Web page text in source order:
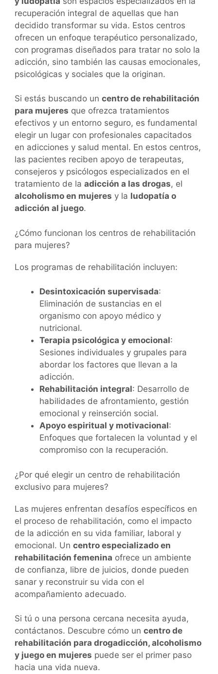
recuperación integral de aquellas que han
decidido transformar su vida. Estos centros
ofrecen un enfoque terapéutico personalizado,
con programas diseñados para tratar no solo la
adicción, sino también las causas emocionales,
psicológicas y sociales que la originan.
Si estás buscando un centro de rehabilitación
para mujeres que ofrezca tratamientos
efectivos y un entorno seguro, es fundamental
elegir un lugar con profesionales capacitados
en adicciones y salud mental. En estos centros,
las pacientes reciben apoyo de terapeutas,
consejeros y psicólogos especializados en el
tratamiento de la adicción a las drogas, el
alcoholismo en mujeres y la ludopatía o
adicción al juego.
¿Cómo funcionan los centros de rehabilitación
para mujeres?
Los programas de rehabilitación incluyen:
Desintoxicación supervisada:
Eliminación de sustancias en el
organismo con apoyo médico y
nutricional.
Terapia psicológica y emocional:
Sesiones individuales y grupales para
abordar los factores que llevan a la
adicción.
Rehabilitación integral: Desarrollo de
habilidades de afrontamiento, gestión
emocional y reinserción social.
Apoyo espiritual y motivacional:
Enfoques que fortalecen la voluntad y el
compromiso con la recuperación.
¿Por qué elegir un centro de rehabilitación
exclusivo para mujeres?
Las mujeres enfrentan desafíos específicos en
el proceso de rehabilitación, como el impacto
de la adicción en su vida familiar, laboral y
emocional. Un centro especializado en
rehabilitación femenina ofrece un ambiente
de confianza, libre de juicios, donde pueden
sanar y reconstruir su vida con el
acompañamiento adecuado.
Si tú o una persona cercana necesita ayuda,
contáctanos. Descubre cómo un centro de
rehabilitación para drogadicción, alcoholismo
y juego en mujeres puede ser el primer paso
hacia una vida nueva.